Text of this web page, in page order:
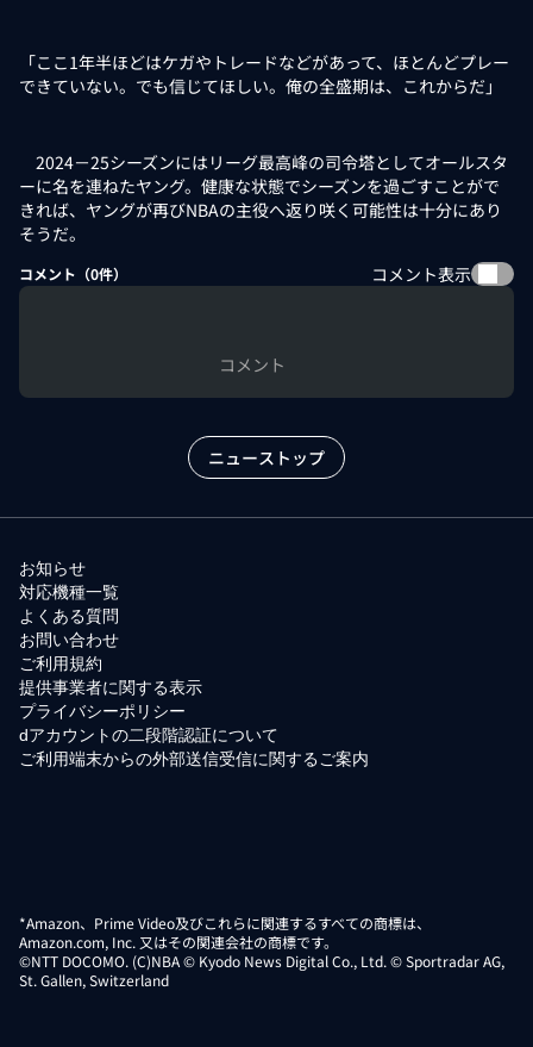
「ここ1年半ほどはケガやトレードなどがあって、ほとんどプレー
できていない。でも信じてほしい。俺の全盛期は、これからだ」
2024－25シーズンにはリーグ最高峰の司令塔としてオールスタ
ーに名を連ねたヤング。健康な状態でシーズンを過ごすことがで
きれば、ヤングが再びNBAの主役へ返り咲く可能性は十分にあり
そうだ。
コメント（0件） コメント表示
コメント
ニューストップ
お知らせ
対応機種一覧
よくある質問
お問い合わせ
ご利用規約
提供事業者に関する表示
プライバシーポリシー
dアカウントの二段階認証について
ご利用端末からの外部送信受信に関するご案内
*Amazon、Prime Video及びこれらに関連するすべての商標は、
Amazon.com, Inc. 又はその関連会社の商標です。
©NTT DOCOMO. (C)NBA © Kyodo News Digital Co., Ltd. © Sportradar AG,
St. Gallen, Switzerland